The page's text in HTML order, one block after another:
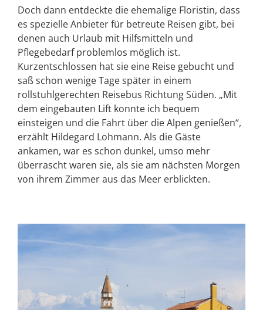
Doch dann entdeckte die ehemalige Floristin, dass
es spezielle Anbieter für betreute Reisen gibt, bei
denen auch Urlaub mit Hilfsmitteln und
Pflegebedarf problemlos möglich ist.
Kurzentschlossen hat sie eine Reise gebucht und
saß schon wenige Tage später in einem
rollstuhlgerechten Reisebus Richtung Süden. „Mit
dem eingebauten Lift konnte ich bequem
einsteigen und die Fahrt über die Alpen genießen“,
erzählt Hildegard Lohmann. Als die Gäste
ankamen, war es schon dunkel, umso mehr
überrascht waren sie, als sie am nächsten Morgen
von ihrem Zimmer aus das Meer erblickten.